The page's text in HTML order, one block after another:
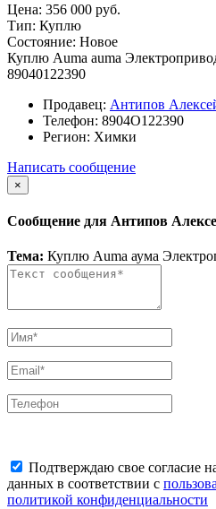
Цена: 356 000 руб.
Тип: Куплю
Состояние: Новое
Куплю Auma auma
89040122390
Продавец: Антипов
Телефон: 8904О122390
Регион: Химки
Написать сообщение
×
Сообщение для Антипов
Тема: Куплю Auma аума
Подтверждаю свое согласие
данных в соответствии с
политикой конфиденциальности